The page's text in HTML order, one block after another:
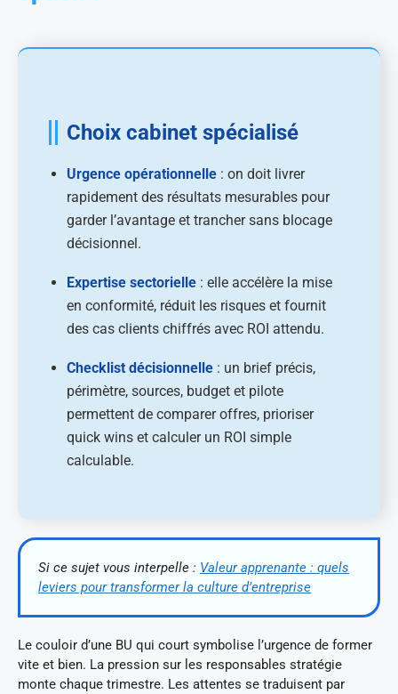
Choix cabinet spécialisé
Urgence opérationnelle : on doit livrer
rapidement des résultats mesurables pour
garder l’avantage et trancher sans blocage
décisionnel.
Expertise sectorielle : elle accélère la mise
en conformité, réduit les risques et fournit
des cas clients chiffrés avec ROI attendu.
Checklist décisionnelle : un brief précis,
périmètre, sources, budget et pilote
permettent de comparer offres, prioriser
quick wins et calculer un ROI simple
calculable.
Si ce sujet vous interpelle : Valeur apprenante : quels
leviers pour transformer la culture d’entreprise
Le couloir d’une BU qui court symbolise l’urgence de former
vite et bien. La pression sur les responsables stratégie
monte chaque trimestre. Les attentes se traduisent par